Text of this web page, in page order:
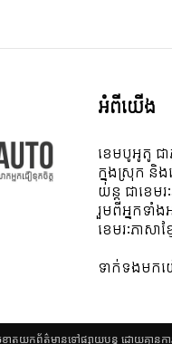
អំពី​យើង
ខេមបូអូតូ ជ
ក្នុងស្រុក និង
យន្ត ជាខេម
រួមពីអ្នកទាំ
ខេមរៈភាសា
ទាក់ទង​មក​
ាតយកព័ត៌មានទៅផ្សាយបន្ត ដោយគ្មាន